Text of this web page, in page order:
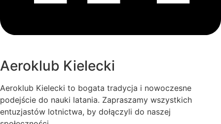
Fot. Źródło: Świętokrzyski Urząd Wojewódzki
Aeroklub Kielecki
Aeroklub Kielecki to bogata tradycja i nowoczesne
podejście do nauki latania. Zapraszamy wszystkich
entuzjastów lotnictwa, by dołączyli do naszej